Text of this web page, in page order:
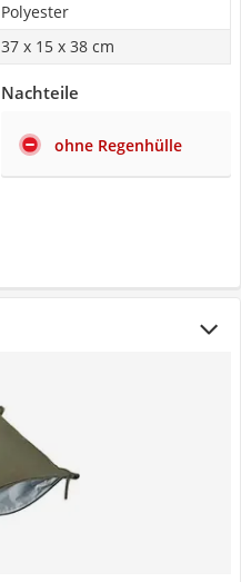
Polyester
‎37 x 15 x 38 cm
Nachteile
ohne Regenhülle